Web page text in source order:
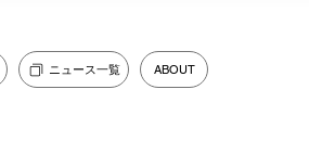
ニュース一覧 ABOUT